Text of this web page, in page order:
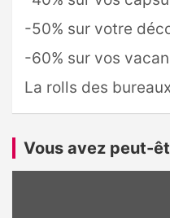
-50% sur votre
-60% sur vos
La rolls des
Vous avez peut-